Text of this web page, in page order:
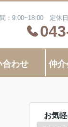
：9:00~18:00 定休
合わせ 仲介
お気